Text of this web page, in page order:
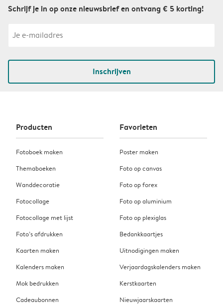
Schrijf je in op onze nieuwsbrief en ontvang € 5 korting!
Inschrijven
Producten
Fotoboek maken
Themaboeken
Wanddecoratie
Fotocollage
Fotocollage met lijst
Foto’s afdrukken
Kaarten maken
Kalenders maken
Mok bedrukken
Cadeaubonnen
Favorieten
Poster maken
Foto op canvas
Foto op forex
Foto op aluminium
Foto op plexiglas
Bedankkaartjes
Uitnodigingen maken
Verjaardagskalenders maken
Kerstkaarten
Nieuwjaarskaarten